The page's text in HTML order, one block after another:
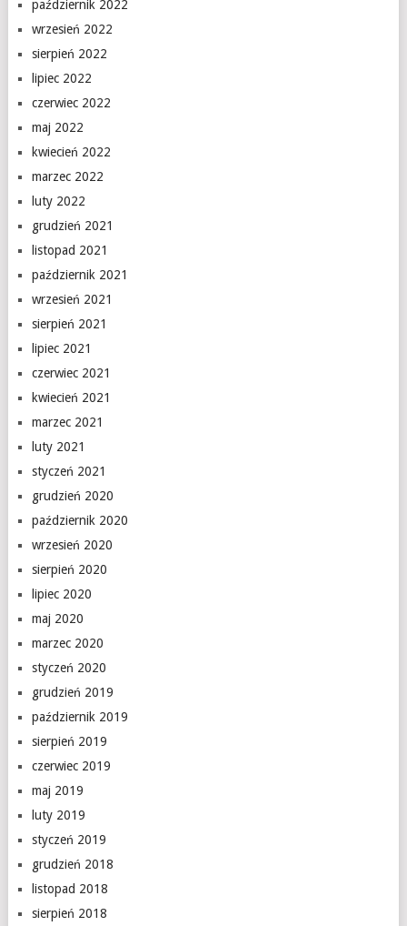
październik 2022
wrzesień 2022
sierpień 2022
lipiec 2022
czerwiec 2022
maj 2022
kwiecień 2022
marzec 2022
luty 2022
grudzień 2021
listopad 2021
październik 2021
wrzesień 2021
sierpień 2021
lipiec 2021
czerwiec 2021
kwiecień 2021
marzec 2021
luty 2021
styczeń 2021
grudzień 2020
październik 2020
wrzesień 2020
sierpień 2020
lipiec 2020
maj 2020
marzec 2020
styczeń 2020
grudzień 2019
październik 2019
sierpień 2019
czerwiec 2019
maj 2019
luty 2019
styczeń 2019
grudzień 2018
listopad 2018
sierpień 2018